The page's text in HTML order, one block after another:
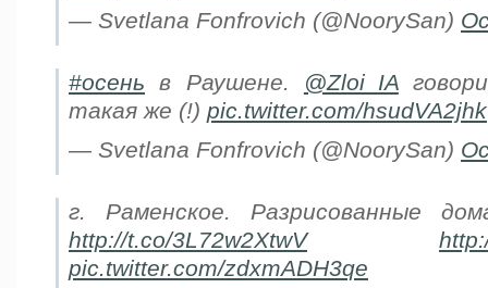
— Svetlana Fonfrovich (@NoorySan)
#осень в Раушене. @Zloi_IA
такая же (!) pic.twitter.com/hsudVA2jhk
— Svetlana Fonfrovich (@NoorySan)
г. Раменское. Разрисованные
http://t.co/3L72w2XtwV
pic.twitter.com/zdxmADH3qe